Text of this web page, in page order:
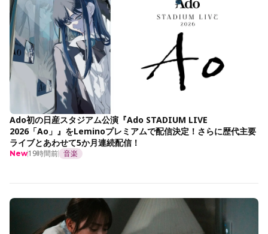
Ado初の日産スタジアム公演『Ado STADIUM LIVE
2026「Ao」』をLeminoプレミアムで配信決定！さらに歴代主要
ライブとあわせて5か月連続配信！
New19時間前 音楽